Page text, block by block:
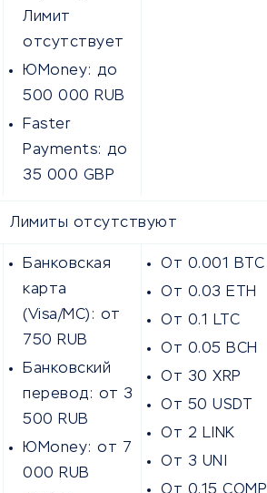
Лимит
отсутствует
ЮMoney: до
500 000 RUB
Faster
Payments: до
35 000 GBP
Лимиты отсутствуют
От 0.001 BTC
От 0.03 ETH
От 0.1 LTC
От 0.05 BCH
От 30 XRP
От 50 USDT
От 2 LINK
От 3 UNI
Банковская
карта
(Visa/MC): от
750 RUB
Банковский
перевод: от 3
500 RUB
ЮMoney: от 7
000 RUB